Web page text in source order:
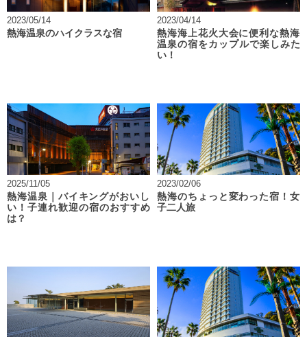
2023/05/14
熱海温泉のハイクラスな宿
2023/04/14
熱海海上花火大会に便利な熱海
温泉の宿をカップルで楽しみた
い！
2025/11/05
熱海温泉｜バイキングがおいし
い！子連れ歓迎の宿のおすすめ
は？
2023/02/06
熱海のちょっと変わった宿！女
子二人旅